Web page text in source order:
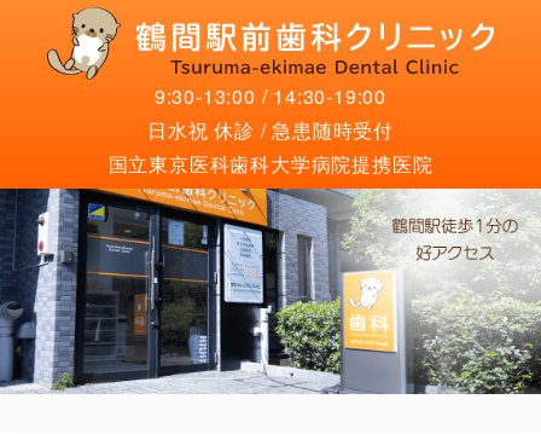
9:30-13:00 / 14:30-19:00
日水祝 休診 / 急患随時受付
国立東京医科歯科大学病院提携医院